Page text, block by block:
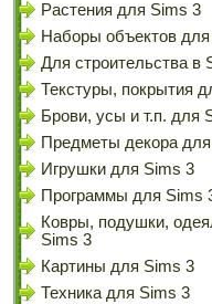
Растения для Sims 3
Наборы объектов
Для строительства в
Текстуры, покрытия
Брови, усы и т.п. для
Предметы декора
Игрушки для Sims 3
Программы для Sims
Ковры, подушки,
Sims 3
Картины для Sims 3
Техника для Sims 3